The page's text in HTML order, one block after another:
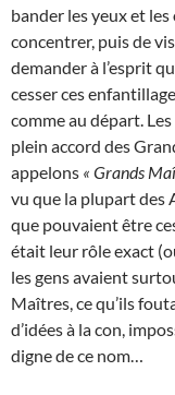
bander les yeux et
concentrer, puis de
demander à l’esprit
cesser ces
comme au départ.
plein accord des
appelons « Grands
vu que la plupart des
que pouvaient être
était leur rôle exact
les gens avaient
Maîtres, ce qu’ils
d’idées à la con,
digne de ce nom…